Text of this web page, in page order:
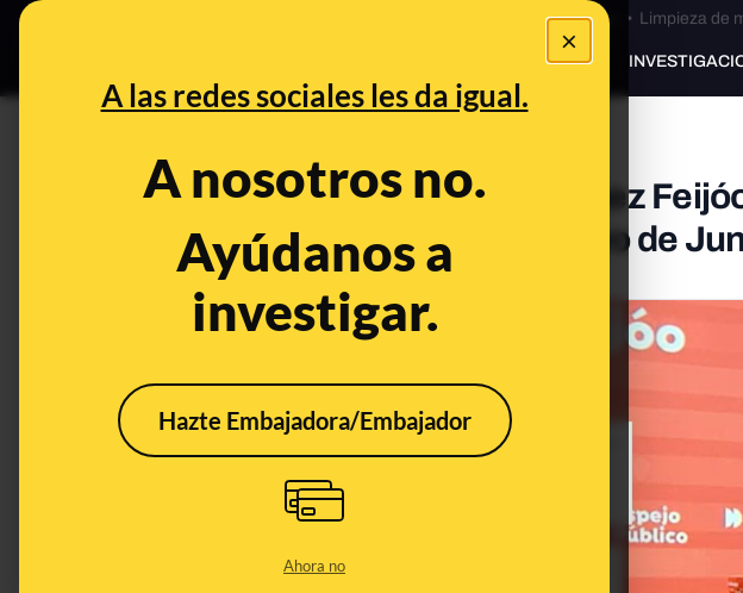
×
A las redes sociales les da igual.
A nosotros no.
Ayúdanos a
investigar.
Hazte Embajadora/Embajador
Ahora no
Bulos Ceuta • Limpieza de
PREBUNKING
Qué ha dicho y qué no Alberto Núñez
censura a Pedro Sánchez y el apoyo de
Jun 4, 2024, 11:38:07 AM